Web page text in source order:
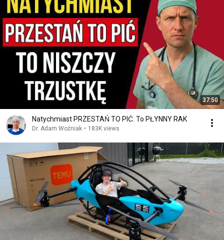
37:50
Natychmiast PRZESTAŃ TO PIĆ. To PŁYNNY RAK
Dr. Adam Woźniak • 183K views